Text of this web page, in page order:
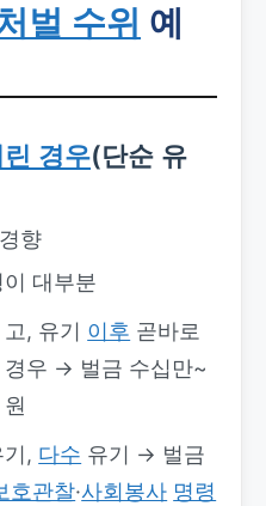
벌 수위 예
경우(단순 유
경향
이 대부분
, 유기 이후 곧바로
경우 → 벌금 수십만~
, 다수 유기 → 벌금
호관찰·사회봉사 명령